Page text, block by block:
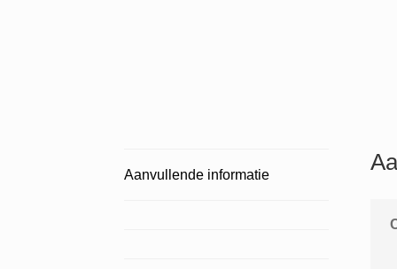
Aanvullende informatie